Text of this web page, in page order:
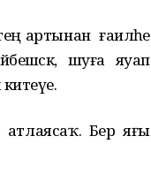
артынан ғаиләһе
шуға яуап
Бер яғы